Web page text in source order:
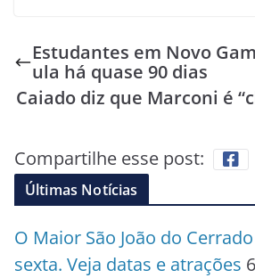
Estudantes em Novo
ula há quase 90 dias
Caiado diz que Marconi é
Compartilhe esse post:
Últimas Notícias
O Maior São João do
sexta. Veja datas e atrações